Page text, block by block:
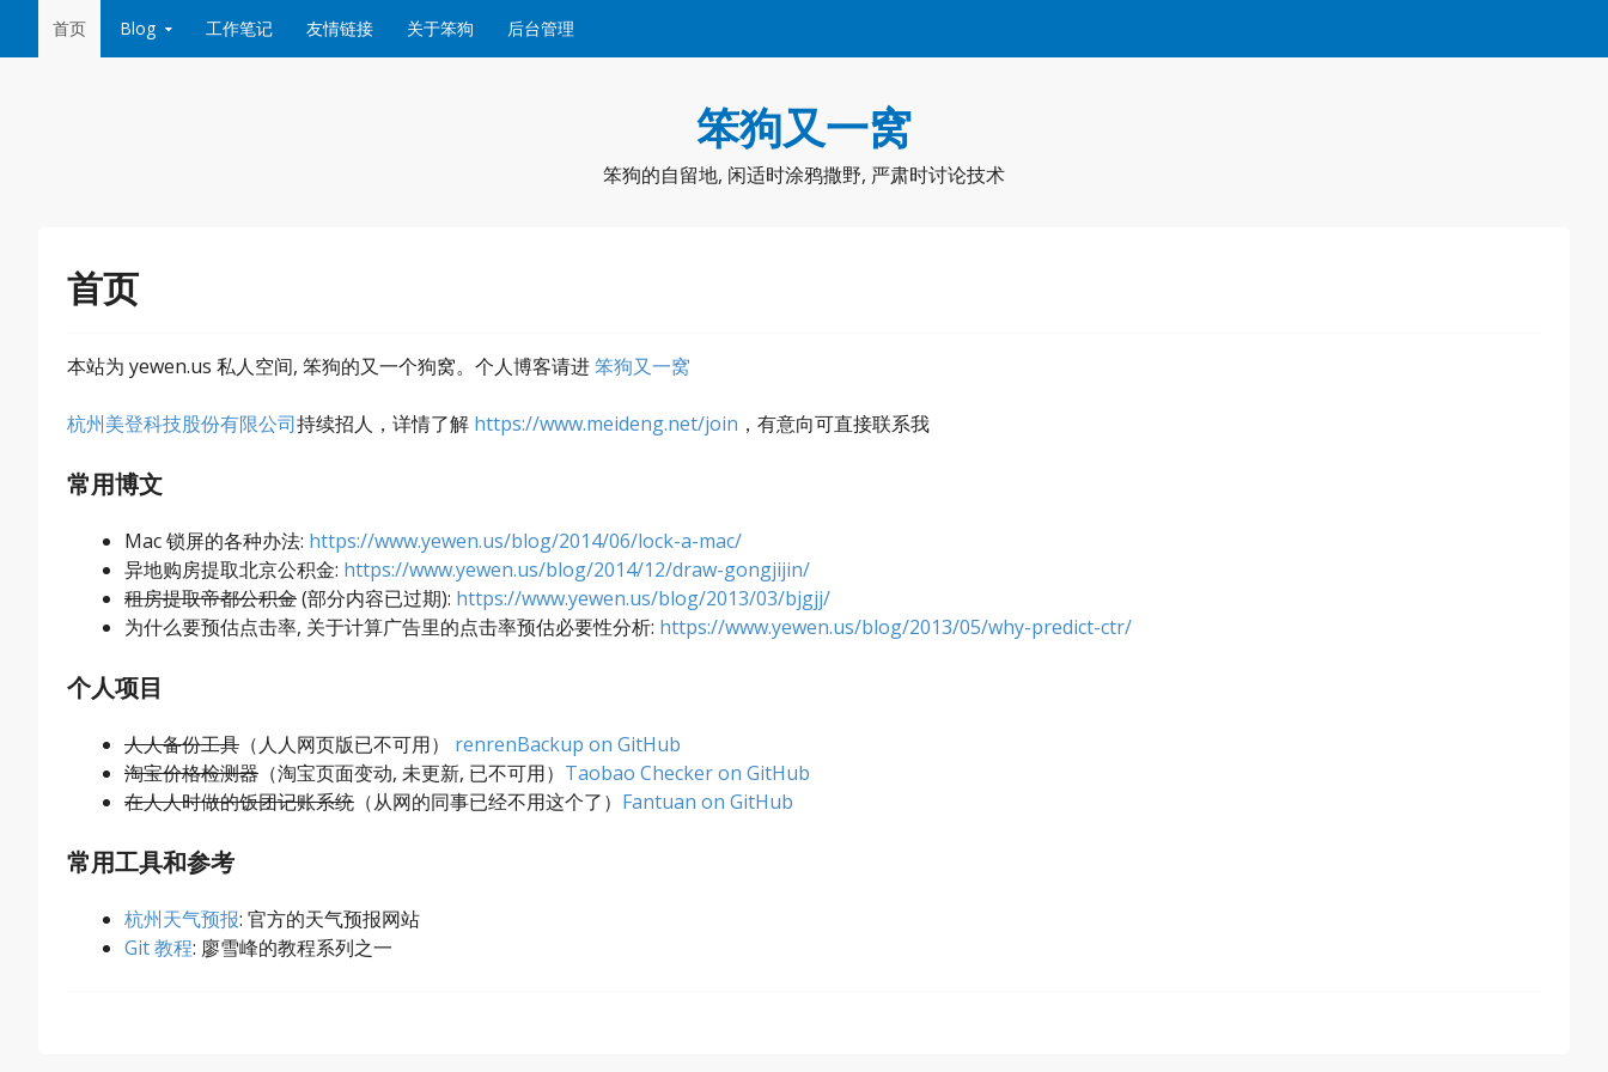
首页 Blog 工作笔记 友情链接 关于笨狗 后台管理
笨狗又一窝
笨狗的自留地, 闲适时涂鸦撒野, 严肃时讨论技术
首页
本站为 yewen.us 私人空间, 笨狗的又一个狗窝。个人博客请进笨狗又一窝
杭州美登科技股份有限公司持续招人，详情了解 https://www.meideng.net/join ，有意向可直接联系我
常用博文
Mac 锁屏的各种办法: https://www.yewen.us/blog/2014/06/lock-a-mac/
异地购房提取北京公积金: https://www.yewen.us/blog/2014/12/draw-gongjijin/
租房提取帝都公积金(部分内容已过期): https://www.yewen.us/blog/2013/03/bjgjj/
为什么要预估点击率, 关于计算广告里的点击率预估必要性分析: https://www.yewen.us/blog/2013/05/why-predict-ctr/
个人项目
人人备份工具 （人人网页版已不可用） renrenBackup on GitHub
淘宝价格检测器 （淘宝页面变动, 未更新, 已不可用） Taobao Checker on GitHub
在人人时做的饭团记账系统 （从网的同事已经不用这个了） Fantuan on GitHub
常用工具和参考
杭州天气预报: 官方的天气预报网站
Git 教程: 廖雪峰的教程系列之一